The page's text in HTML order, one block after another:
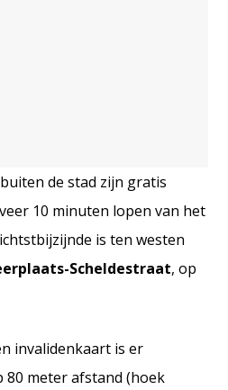
de stad zijn gratis
10 minuten lopen van het
is ten westen
Scheldestraat, op
invalidenkaart is er
meter afstand (hoek